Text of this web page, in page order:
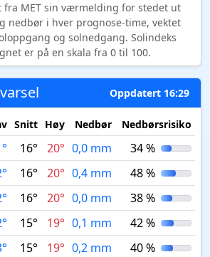
fra MET sin værmelding for stedet ut
nedbør i hver prognose-time, vektet
og solnedgang. Solindeks
er på en skala fra 0 til 100.
Oppdatert 16:29
Snitt Høy Nedbør Nedbørsrisiko
16° 20° 0,0 mm
34 %
16° 20° 0,4 mm
48 %
16° 20° 0,0 mm
38 %
15° 19° 0,1 mm
42 %
15° 19° 0,2 mm 40 %